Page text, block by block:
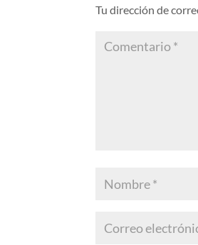
Tu dirección de